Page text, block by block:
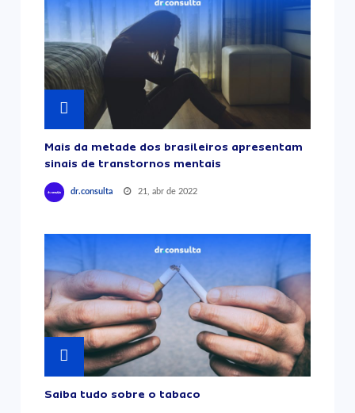
Mais da metade dos brasileiros apresentam
sinais de transtornos mentais
dr.consulta 21, abr de 2022
Saiba tudo sobre o tabaco